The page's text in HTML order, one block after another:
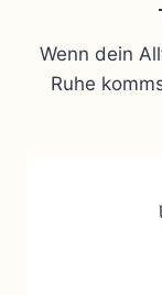
Wenn dein
Ruhe